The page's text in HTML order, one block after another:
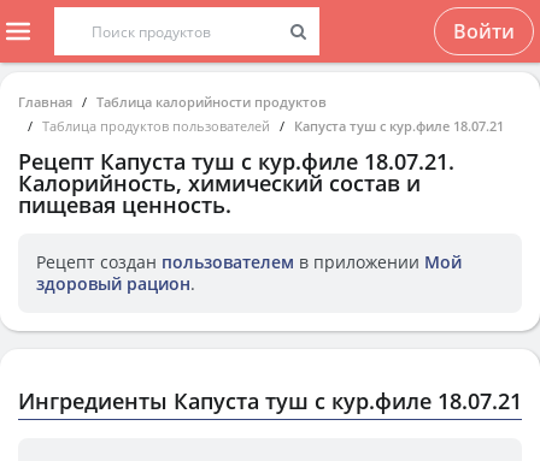
Войти
Главная
Таблица калорийности продуктов
Таблица продуктов пользователей
Капуста туш с кур.филе 18.07.21
Рецепт Капуста туш с кур.филе 18.07.21.
Калорийность, химический состав и
пищевая ценность.
Рецепт создан пользователем в приложении Мой
здоровый рацион.
Ингредиенты Капуста туш с кур.филе 18.07.21